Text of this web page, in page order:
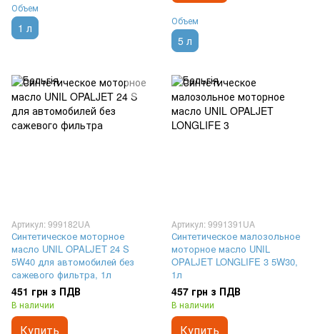
Объем
1 л
Объем
5 л
Артикул: 999182UA
Синтетическое моторное
масло UNIL OPALJET 24 S
5W40 для автомобилей без
сажевого фильтра, 1л
451 грн з ПДВ
В наличии
Купить
Артикул: 9991391UA
Синтетическое малозольное
моторное масло UNIL
OPALJET LONGLIFE 3 5W30,
1л
457 грн з ПДВ
В наличии
Купить